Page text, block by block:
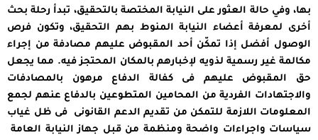
بها، وفي حالة العثور على النيابة المختصة بالتحقيق، تبدأ رحلة بحث
أخرى لمعرفة أعضاء النيابة المنوط بهم التحقيق، وتكون فرص
الوصول أفضل إذا تمكّن أحد المقبوض عليهم مصادفة من إجراء
مكالمة غير رسمية لذويه لإخبارهم بالمكان المحتجز فيه. مما يجعل
حق المقبوض عليهم فى كفالة الدفاع مرهون بالمصادفات
والاجتهادات الفردية من المحامين المتطوعين بالدفاع عنهم لجمع
المعلومات اللازمة للتمكن من تقديم الدعم القانونى فى ظل غياب
سياسات واجراءات واضحة ومنظمة من قبل جهاز النيابة العامة